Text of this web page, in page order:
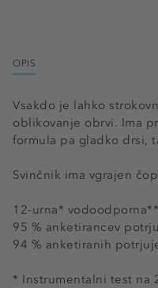
OPIS
Vsakdo je lahko
oblikovanje obrvi. Ima
formula pa gladko drsi,
Svinčnik ima vgrajen
12-urna* vodoodporna**
95 % anketirancev
94 % anketiranih
* Instrumentalni test na